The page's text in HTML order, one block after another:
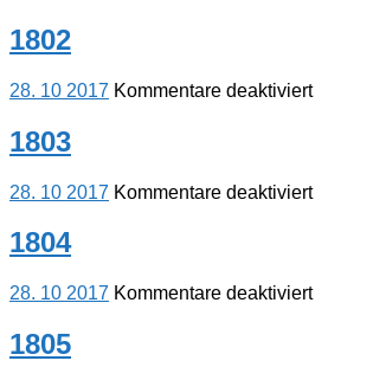
1802
28. 10 2017 Kommentare deaktiviertfür
1803
28. 10 2017 Kommentare deaktiviertfür
1804
28. 10 2017 Kommentare deaktiviertfür
1805